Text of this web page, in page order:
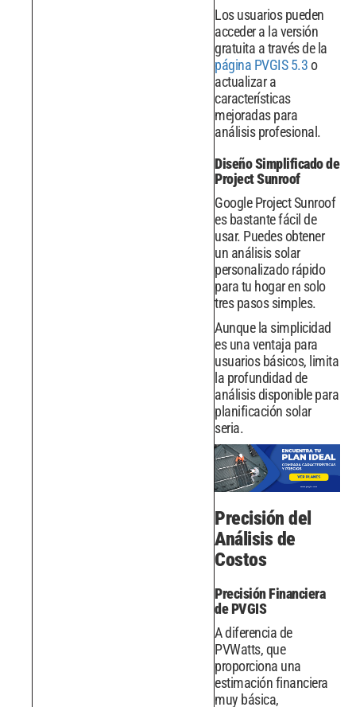
Los usuarios pueden
acceder a la versión
gratuita a través de la
página PVGIS 5.3o
actualizar a
características
mejoradas para
análisis profesional.
Diseño Simplificado de
Project Sunroof
Google Project Sunroof
es bastante fácil de
usar. Puedes obtener
un análisis solar
personalizado rápido
para tu hogar en solo
tres pasos simples.
Aunque la simplicidad
es una ventaja para
usuarios básicos, limita
la profundidad de
análisis disponible para
planificación solar
seria.
Precisión del
Análisis de
Costos
Precisión Financiera
de PVGIS
A diferencia de
PVWatts, que
proporciona una
estimación financiera
muy básica,